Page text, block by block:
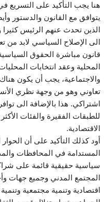
هنا يجب التأكيد على التسريع
يتوافق مع القانون والدستور
الذين تحدث عنهم الرئيس
الى الإصلاح السياسي لابد من
قانون مباشرة الحقوق
المحلية وعقد انتخابات
والاجتماعية، يجب أن يكون
تعاوني وهو من وجهة نظري
اشتراكي. هذا بالإضافة الى
للطبقات الفقيرة والفئات
الاقتصادية.
أود كذلك التأكيد على أن
المستدامة في المحافظات
سياسية حقيقية قائمة على
المجتمع المدني وجميع جهات
اقتصادية وتنمية مجتمعية